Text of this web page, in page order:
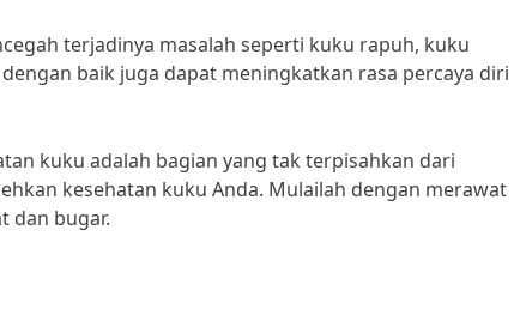
terjadinya masalah seperti kuku rapuh, kuku
baik juga dapat meningkatkan rasa percaya diri
kuku adalah bagian yang tak terpisahkan dari
kesehatan kuku Anda. Mulailah dengan merawat
dan bugar.